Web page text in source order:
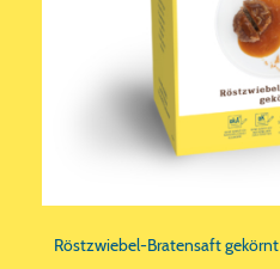
Röstzwiebel-Bratensaft gekörnt